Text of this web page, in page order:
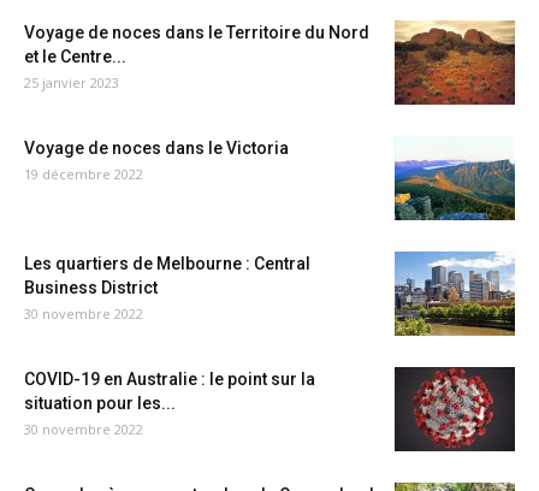
Voyage de noces dans le Territoire du Nord
et le Centre...
25 janvier 2023
Voyage de noces dans le Victoria
19 décembre 2022
Les quartiers de Melbourne : Central
Business District
30 novembre 2022
COVID-19 en Australie : le point sur la
situation pour les...
30 novembre 2022